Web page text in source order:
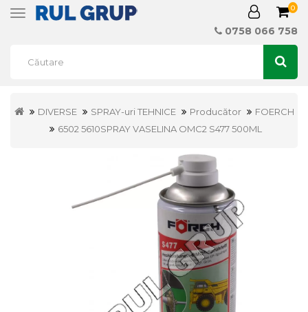
Toggle
0
0758 066 758
DIVERSE SPRAY-uri TEHNICE Producător
FOERCH
6502 5610SPRAY VASELINA OMC2 S477 500ML